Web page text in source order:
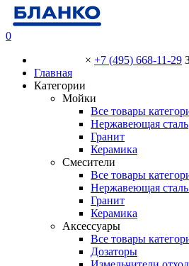
0
× +7 (495) 668-11-29
Главная
Категории
Мойки
Все товары
Нержавеющая сталь
Гранит
Керамика
Смесители
Все товары
Нержавеющая
Гранит
Керамика
Аксессуары
Все товары
Дозаторы